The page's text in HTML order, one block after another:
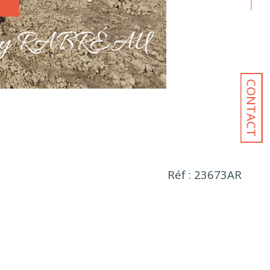
CONTACT
Réf : 23673AR